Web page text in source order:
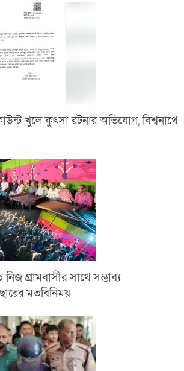
খুলে কুৎসা রটনার অভিযোগ, বিশ্বনাথে
নিজ গ্রামবাসীর সাথে সম্ভাব্য
মতবিনিময়